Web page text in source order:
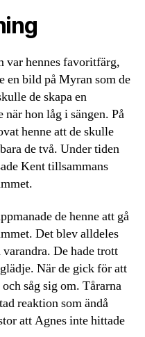
var hennes favoritfärg,
en bild på Myran som de
de skapa en
hon låg i sängen. På
henne att de skulle
de två. Under tiden
Kent tillsammans
de henne att gå
Det blev alldeles
De hade trott
När de gick för att
såg sig om. Tårarna
reaktion som ändå
att Agnes inte hittade